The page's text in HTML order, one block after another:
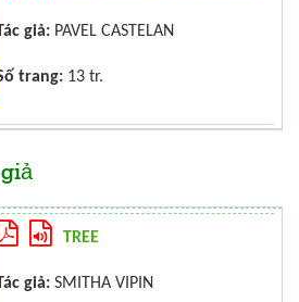
giả: PAVEL CASTELAN
trang: 13 tr.
TREE
giả: SMITHA VIPIN